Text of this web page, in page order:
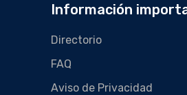
Información
Directorio
FAQ
Aviso de Privacidad